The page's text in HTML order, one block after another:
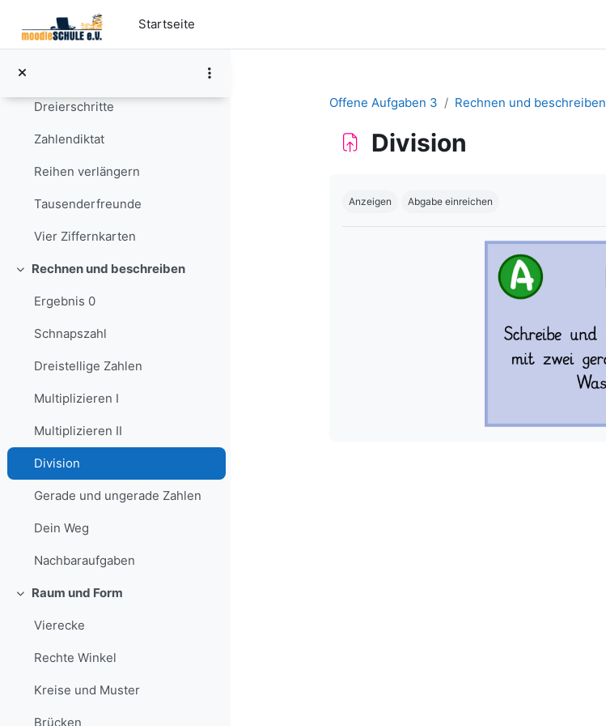
Startseite
Vorwärts/rückwärts
Dreierschritte
Zahlendiktat
Reihen verlängern
Tausenderfreunde
Vier Ziffernkarten
Einklappen
Rechnen und beschreiben
Ergebnis 0
Schnapszahl
Dreistellige Zahlen
Multiplizieren I
Multiplizieren II
Division
Gerade und ungerade Zahlen
Dein Weg
Nachbaraufgaben
Einklappen
Raum und Form
Vierecke
Rechte Winkel
Kreise und Muster
Brücken
Offene Aufgaben 3 Rechnen und beschreiben
Division
Anzeigen Abgabe einreichen